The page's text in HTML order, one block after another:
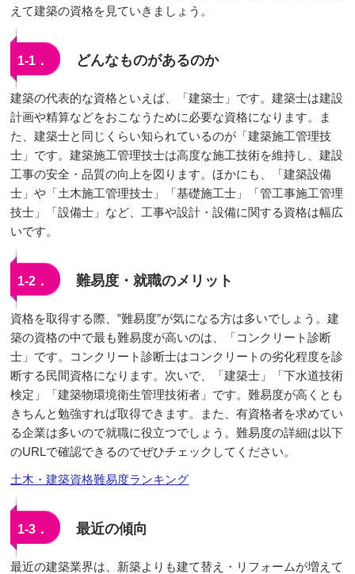
えて建築の資格を見ていきましょう。
1-1． どんなものがあるのか
建築の代表的な資格といえば、「建築士」です。建築士は建設
計画や精算などをおこなうために必要な資格になります。ま
た、建築士と同じくらい知られているのが「建築施工管理技
士」です。建築施工管理技士は高度な施工技術を維持し、建設
工事の安全・品質の向上を図ります。ほかにも、「建築設備
士」や「土木施工管理技士」「基礎施工士」「管工事施工管理
技士」「設備士」など、工事や設計・設備に関する資格は幅広
いです。
1-2． 難易度・就職のメリット
資格を取得する際、‟難易度”が気になる方は多いでしょう。建
築の資格の中で最も難易度が高いのは、「コンクリート診断
士」です。コンクリート診断士はコンクリートの劣化程度を診
断する民間資格になります。次いで、「建築士」「下水道技術
検定」「建築物環境衛生管理技術者」です。難易度が高くとも
きちんと勉強すれば取得できます。また、有資格者を求めてい
る企業は多いので就職に役立つでしょう。難易度の詳細は以下
のURLで確認できるのでぜひチェックしてください。
土木・建築資格難易度ランキング
1-3． 最近の傾向
最近の建築業界は、新築よりも建て替え・リフォームが増えて